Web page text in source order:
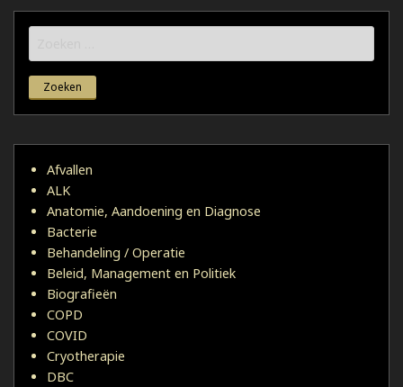
naar:
Afvallen
ALK
Anatomie, Aandoening en Diagnose
Bacterie
Behandeling / Operatie
Beleid, Management en Politiek
Biografieën
COPD
COVID
Cryotherapie
DBC